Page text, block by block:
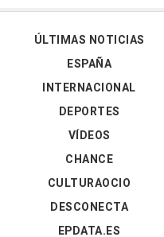
ÚLTIMAS NOTICIAS
ESPAÑA
INTERNACIONAL
DEPORTES
VÍDEOS
CHANCE
CULTURAOCIO
DESCONECTA
EPDATA.ES